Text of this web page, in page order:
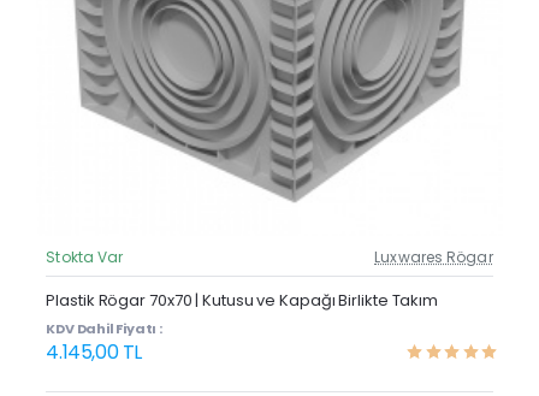
Güncel Fiyat
Stokta Var Luxwares Rögar
Plastik Rögar 70x70 | Kutusu ve Kapağı Birlikte Takım
KDV Dahil Fiyatı :
4.145,00 TL